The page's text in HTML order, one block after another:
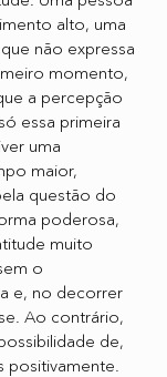
alto, uma
não expressa
momento,
a percepção
essa primeira
uma
maior,
questão do
poderosa,
muito
o
e, no decorrer
Ao contrário,
de,
positivamente.